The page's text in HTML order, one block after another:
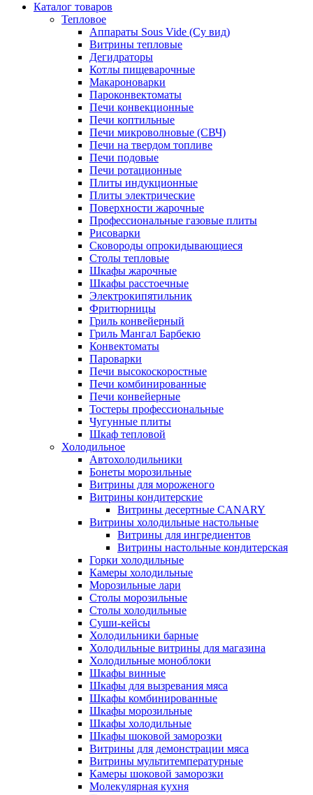
Каталог товаров
Тепловое
Аппараты Sous Vide (Су вид)
Витрины тепловые
Дегидраторы
Котлы пищеварочные
Макароноварки
Пароконвектоматы
Печи конвекционные
Печи коптильные
Печи микроволновые (СВЧ)
Печи на твердом топливе
Печи подовые
Печи ротационные
Плиты индукционные
Плиты электрические
Поверхности жарочные
Профессиональные газовые плиты
Рисоварки
Сковороды опрокидывающиеся
Столы тепловые
Шкафы жарочные
Шкафы расстоечные
Электрокипятильник
Фритюрницы
Гриль конвейерный
Гриль Мангал Барбекю
Конвектоматы
Пароварки
Печи высокоскоростные
Печи комбинированные
Печи конвейерные
Тостеры профессиональные
Чугунные плиты
Шкаф тепловой
Холодильное
Автохолодильники
Бонеты морозильные
Витрины для мороженого
Витрины кондитерские
Витрины десертные CANARY
Витрины холодильные настольные
Витрины для ингредиентов
Витрины настольные кондитерская
Горки холодильные
Камеры холодильные
Морозильные лари
Столы морозильные
Столы холодильные
Суши-кейсы
Холодильники барные
Холодильные витрины для магазина
Холодильные моноблоки
Шкафы винные
Шкафы для вызревания мяса
Шкафы комбинированные
Шкафы морозильные
Шкафы холодильные
Шкафы шоковой заморозки
Витрины для демонстрации мяса
Витрины мультитемпературные
Камеры шоковой заморозки
Молекулярная кухня